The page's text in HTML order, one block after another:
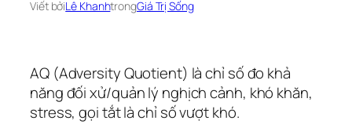
Viết bởiLê KhanhtrongGiá Trị Sống
AQ (Adversity Quotient) là chỉ số đo khả
năng đối xử/quản lý nghịch cảnh, khó khăn,
stress, gọi tắt là chỉ số vượt khó.